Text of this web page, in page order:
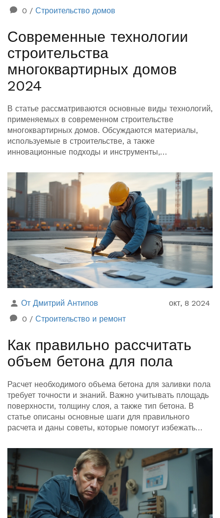
0 / Строительство домов
Современные технологии
строительства
многоквартирных домов
2024
В статье рассматриваются основные виды технологий,
применяемых в современном строительстве
многоквартирных домов. Обсуждаются материалы,
используемые в строительстве, а также
инновационные подходы и инструменты,
строителей. Детально описываются различия между
традиционными и современными материалами.
Читатели узнают о новых методах, которые делают
дома более прочными и энергоэффективными.
Включены практические советы по выбору технологии
в зависимости от конкретных нужд и условий
строительства.
От Дмитрий Антипов
окт, 8 2024
0 / Строительство и ремонт
Как правильно рассчитать
объем бетона для пола
Расчет необходимого объема бетона для заливки пола
требует точности и знаний. Важно учитывать площадь
поверхности, толщину слоя, а также тип бетона. В
статье описаны основные шаги для правильного
расчета и даны советы, которые помогут избежать
нюансах выбора подходящих материалов и техники,
чтобы создать надежное и долговечное основание.